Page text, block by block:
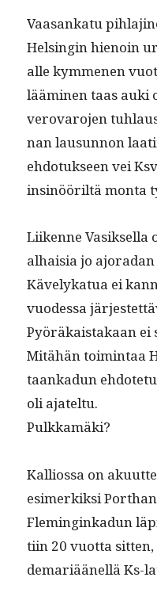
Vaasankatu
Helsin­gin hienoin
alle kymme­nen
läämi­nen taas auki
verovaro­jen
nan lausun­non
ehdo­tuk­seen vei
insinööriltä mon­ta
Liikenne Vasik­sel­la
alhaisia jo
Käve­lykat­ua ei
vuodessa
Pyöräkaistakaan ei
Mitähän toim­intaa
taankadun
oli ajateltu.
Pulkkamäki?
Kallios­sa on
esimerkik­si
Fleminginkadun
ti­in 20 vuot­ta
demar­iäänel­lä Ks-